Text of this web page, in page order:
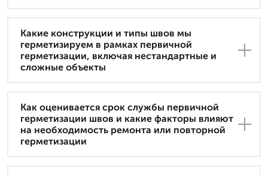
Какие конструкции и типы швов мы
герметизируем в рамках первичной
герметизации, включая нестандартные и
сложные объекты
Как оценивается срок службы первичной
герметизации швов и какие факторы влияют
на необходимость ремонта или повторной
герметизации